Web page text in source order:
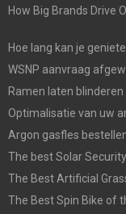
How Big Brands Drive
Hoe lang kan je
WSNP aanvraag
Ramen laten
Optimalisatie van uw
Argon gasfles
The best Solar
The Best Artificial
The Best Spin Bike of